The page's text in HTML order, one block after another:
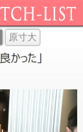
原寸大